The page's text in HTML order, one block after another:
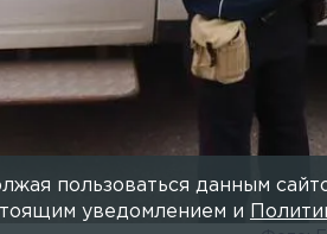
пользоваться данным
уведомлением и